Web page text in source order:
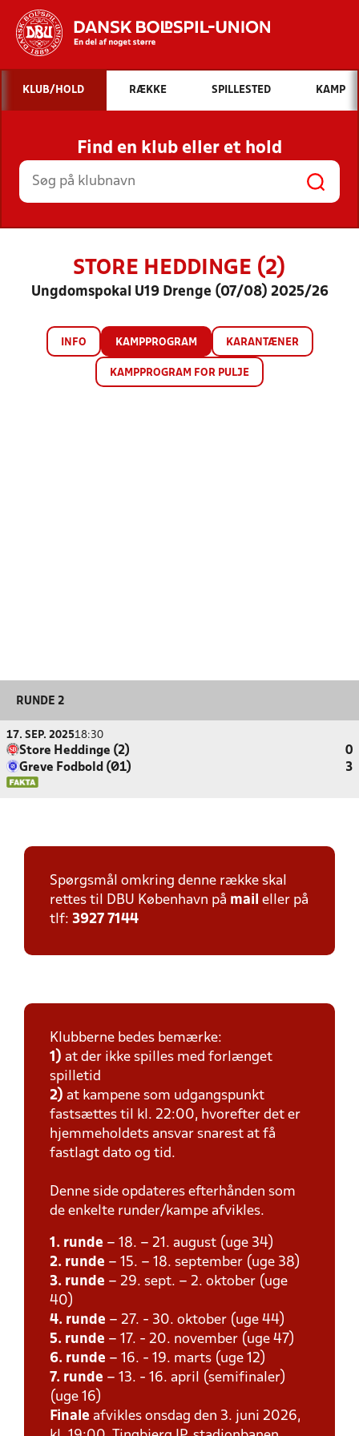
Hvad vil du søge efter?
INDHOLD OG NYHEDER
STILLINGER, RESULTATER, KLUBBER OG
HOLD
KLUB/HOLD RÆKKE SPILLESTED KAMP
Find en klub eller et hold
STORE HEDDINGE (2)
Ungdomspokal U19 Drenge (07/08) 2025/26
INFO KAMPPROGRAM KARANTÆNER
KAMPPROGRAM FOR PULJE
RUNDE 2
17. SEP. 202518:30
Store Heddinge (2)
0
Greve Fodbold (Ø1)
3
Spørgsmål omkring denne række skal
rettes til DBU København på mail eller på
tlf: 3927 7144
Klubberne bedes bemærke:
1) at der ikke spilles med forlænget
spilletid
2) at kampene som udgangspunkt
fastsættes til kl. 22:00, hvorefter det er
hjemmeholdets ansvar snarest at få
fastlagt dato og tid.
Denne side opdateres efterhånden som
de enkelte runder/kampe afvikles.
1. runde – 18. – 21. august (uge 34)
2. runde – 15. – 18. september (uge 38)
3. runde – 29. sept. – 2. oktober (uge
40)
4. runde – 27. - 30. oktober (uge 44)
5. runde – 17. - 20. november (uge 47)
6. runde – 16. - 19. marts (uge 12)
7. runde – 13. - 16. april (semifinaler)
(uge 16)
Finale afvikles onsdag den 3. juni 2026,